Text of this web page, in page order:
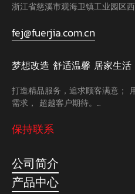
浙江省慈溪市观海卫镇工业园区
fej@fuerjia.com.cn
梦想改造 舒适温馨 居家生活
打造精品服务，追求顾客满意；
需求， 超越客户期待。...
保持联系
公司简介
产品中心